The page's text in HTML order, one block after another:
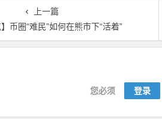
上一篇
】币圈“难民”如何在熊市下“活着”
您必须 登录